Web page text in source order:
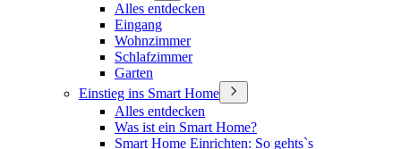
Alles entdecken
Eingang
Wohnzimmer
Schlafzimmer
Garten
Einstieg ins Smart Home
Alles entdecken
Was ist ein Smart Home?
Smart Home Einrichten: So gehts`s